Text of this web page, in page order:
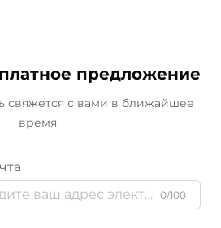
предложение
свяжется с вами в ближайшее
время.
0/100